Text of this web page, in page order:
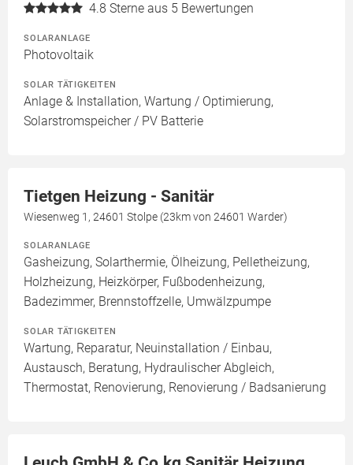
4.8 Sterne aus 5 Bewertungen
SOLARANLAGE
Photovoltaik
SOLAR TÄTIGKEITEN
Anlage & Installation, Wartung / Optimierung,
Solarstromspeicher / PV Batterie
Tietgen Heizung - Sanitär
Wiesenweg 1, 24601 Stolpe (23km von 24601 Warder)
SOLARANLAGE
Gasheizung, Solarthermie, Ölheizung, Pelletheizung,
Holzheizung, Heizkörper, Fußbodenheizung,
Badezimmer, Brennstoffzelle, Umwälzpumpe
SOLAR TÄTIGKEITEN
Wartung, Reparatur, Neuinstallation / Einbau,
Austausch, Beratung, Hydraulischer Abgleich,
Thermostat, Renovierung, Renovierung / Badsanierung